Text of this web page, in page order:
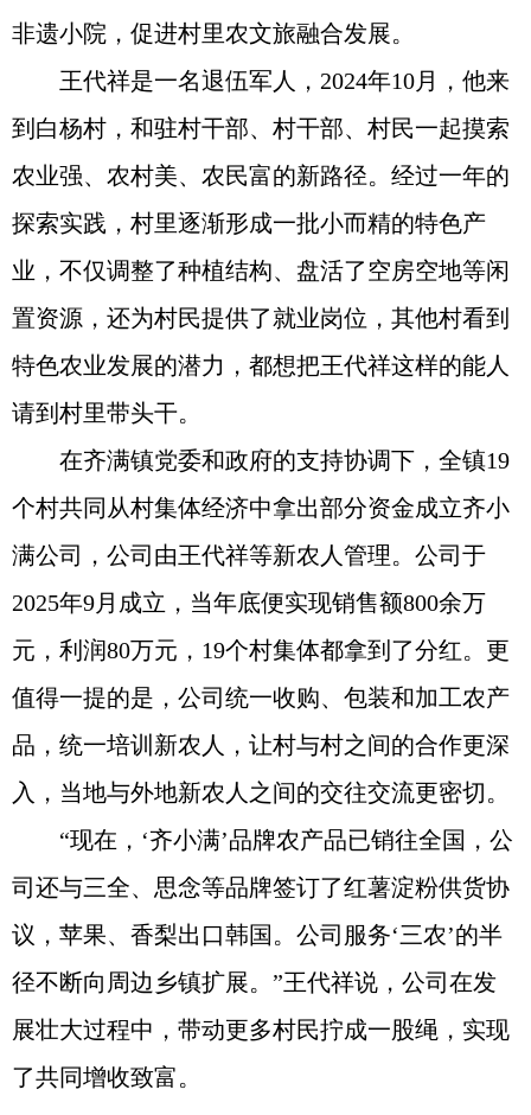
非遗小院，促进村里农文旅融合发展。
王代祥是一名退伍军人，2024年10月，他来
到白杨村，和驻村干部、村干部、村民一起摸索
农业强、农村美、农民富的新路径。经过一年的
探索实践，村里逐渐形成一批小而精的特色产
业，不仅调整了种植结构、盘活了空房空地等闲
置资源，还为村民提供了就业岗位，其他村看到
特色农业发展的潜力，都想把王代祥这样的能人
请到村里带头干。
在齐满镇党委和政府的支持协调下，全镇19
个村共同从村集体经济中拿出部分资金成立齐小
满公司，公司由王代祥等新农人管理。公司于
2025年9月成立，当年底便实现销售额800余万
元，利润80万元，19个村集体都拿到了分红。更
值得一提的是，公司统一收购、包装和加工农产
品，统一培训新农人，让村与村之间的合作更深
入，当地与外地新农人之间的交往交流更密切。
“现在，‘齐小满’品牌农产品已销往全国，公
司还与三全、思念等品牌签订了红薯淀粉供货协
议，苹果、香梨出口韩国。公司服务‘三农’的半
径不断向周边乡镇扩展。”王代祥说，公司在发
展壮大过程中，带动更多村民拧成一股绳，实现
了共同增收致富。